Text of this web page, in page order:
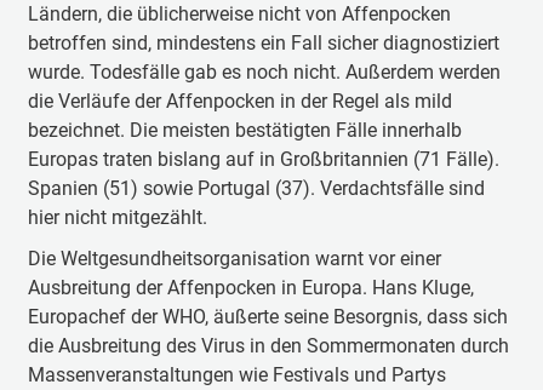
Ländern, die üblicherweise nicht von Affenpocken
betroffen sind, mindestens ein Fall sicher diagnostiziert
wurde. Todesfälle gab es noch nicht. Außerdem werden
die Verläufe der Affenpocken in der Regel als mild
bezeichnet. Die meisten bestätigten Fälle innerhalb
Europas traten bislang auf in Großbritannien (71 Fälle).
Spanien (51) sowie Portugal (37). Verdachtsfälle sind
hier nicht mitgezählt.
Die Weltgesundheitsorganisation warnt vor einer
Ausbreitung der Affenpocken in Europa. Hans Kluge,
Europachef der WHO, äußerte seine Besorgnis, dass sich
die Ausbreitung des Virus in den Sommermonaten durch
Massenveranstaltungen wie Festivals und Partys